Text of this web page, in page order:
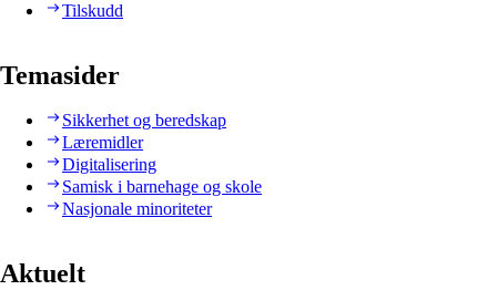
Tilskudd
Temasider
Sikkerhet og beredskap
Læremidler
Digitalisering
Samisk i barnehage og skole
Nasjonale minoriteter
Aktuelt